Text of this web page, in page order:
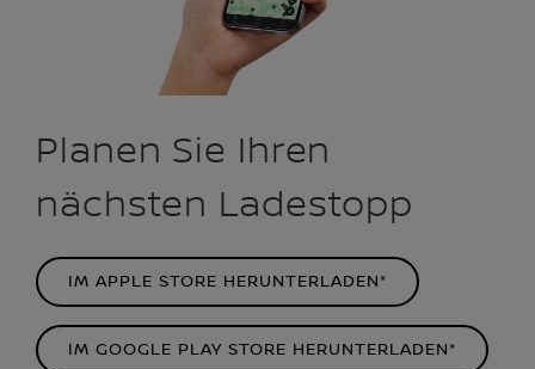
Planen Sie Ihren
nächsten Ladestopp
IM APPLE STORE HERUNTERLADEN*
IM GOOGLE PLAY STORE HERUNTERLADEN*